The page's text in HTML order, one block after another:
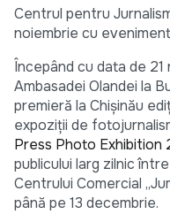
Centrul pentru
noiembrie cu
Începând cu data de
Ambasadei Olandei la
premieră la Chișinău
expoziții de
Press Photo Exhibition
publicului larg zilnic
Centrului Comercial
până pe 13 decembrie.